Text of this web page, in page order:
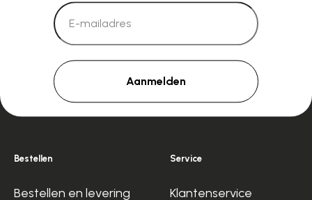
Aanmelden
Bestellen
Bestellen en levering
Service
Klantenservice